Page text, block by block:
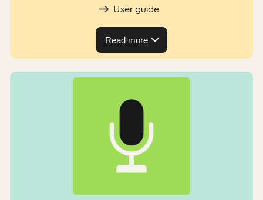
User guide
Read more